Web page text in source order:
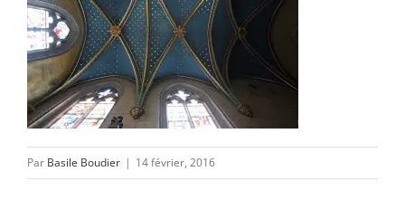
VENIR
NOUS SUIVRE
Par Basile Boudier | 14 février, 2016